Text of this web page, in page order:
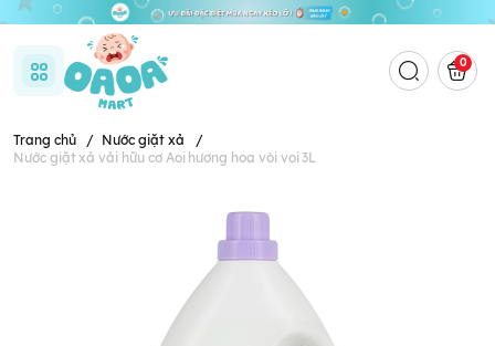
0
Trang chủ / Nước giặt xả
/
Nước giặt xả vải hữu cơ Aoi hương hoa vòi voi 3L